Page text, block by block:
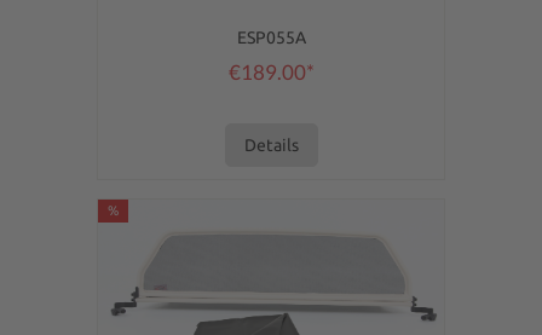
ESP055A
€189.00*
Details
%